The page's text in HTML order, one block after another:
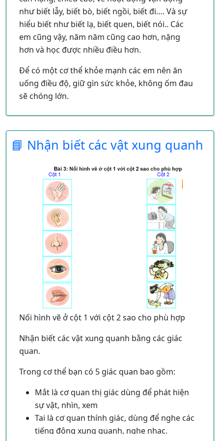
như biết lẫy, biết bò, biết ngồi, biết đi…. Và sự
hiểu biết như biết lạ, biết quen, biết nói.. Các
em cũng vậy, năm năm cũng cao hơn, nặng
hơn và học được nhiều điều hơn.
Để có một cơ thể khỏe mạnh các em nên ăn
uống điều độ, giữ gìn sức khỏe, không ốm đau
sẽ chóng lớn.
📘 Nhận biết các vật xung quanh
Nối hình vẽ ở cột 1 với cột 2 sao cho phù hợp
Nhận biết các vật xung quanh bằng các giác
quan.
Trong cơ thể bạn có 5 giác quan bao gồm:
Mắt là cơ quan thị giác dùng để phát hiện
sự vật, nhìn, xem
Tai là cơ quan thính giác, dùng để nghe các
tiếng động xung quanh, nghe nhạc.